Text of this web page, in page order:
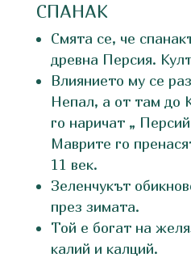
СПАНАК
Смята се, че
древна Персия.
Влиянието му се
Непал, а от там до
го наричат „
Маврите го
11 век.
Зеленчукът
през зимата.
Той е богат на
калий и калций.